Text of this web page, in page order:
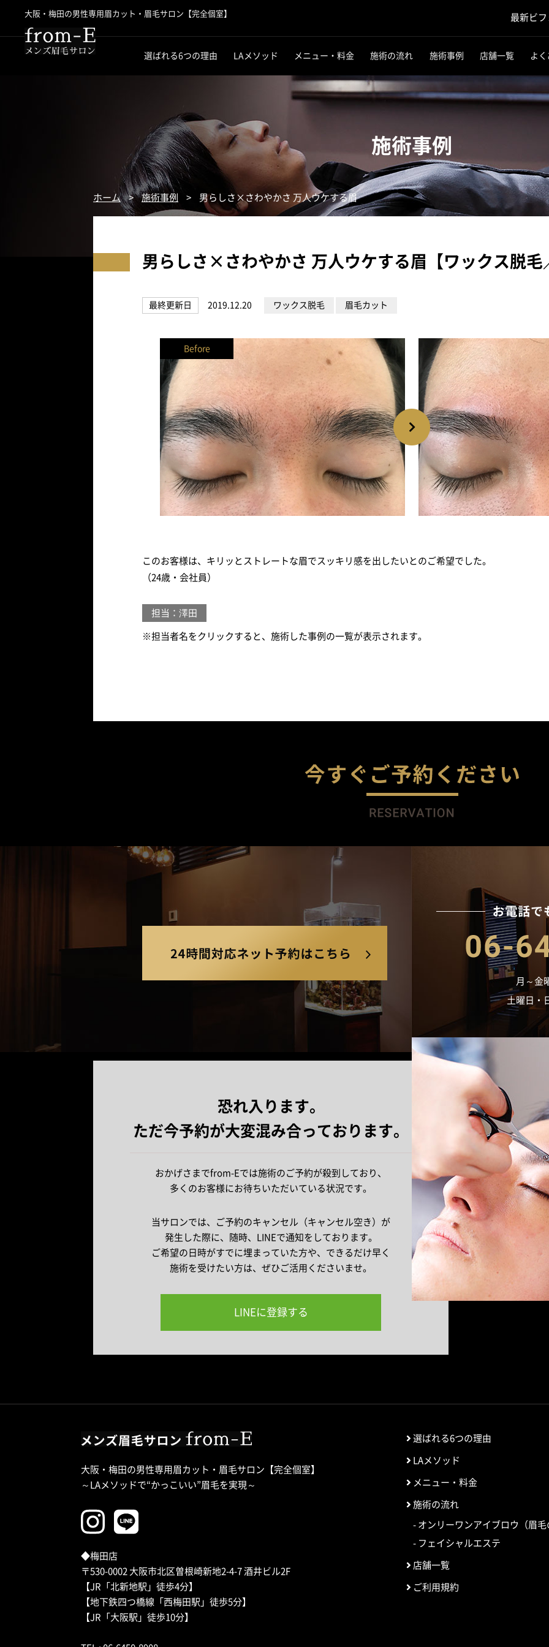
大阪・梅田の男性専用眉カット・ 眉毛サロン【完全個室】
メンズ眉毛サロン「from-E」
最新ビフ
選ばれる6つの理由 LAメソッド メニュー・料金 施術の流れ 施術事例 店舗一覧 よ
施術事例
ホーム > 施術事例 > 男らしさ×さわやかさ 万人ウケする眉
男らしさ×さわやかさ 万人ウケする眉【ワックス脱毛
最終更新日 2019.12.20 ワックス脱毛 眉毛カット
このお客様は、キリッとストレートな眉でスッキリ感を出したいとのご希望でした。
（24歳・会社員）
担当：澤田
※担当者名をクリックすると、施術した事例の一覧が表示されます。
24時間対応ネット予約はこちら
月～金
土曜日・
恐れ入ります。
ただ今予約が大変混み合っております。
おかげさまでfrom-Eでは施術のご予約が殺到しており、
多くのお客様にお待ちいただいている状況です。
当サロンでは、ご予約のキャンセル（キャンセル空き）が
発生した際に、随時、LINEで通知をしております。
ご希望の日時がすでに埋まっていた方や、できるだけ早く
施術を受けたい方は、ぜひご活用くださいませ。
LINEに登録する
メンズ眉毛サロン from-E
大阪・梅田の男性専用眉カット・眉毛サロン【完全個室】
～LAメソッドで“かっこいい”眉毛を実現～
◆梅田店
〒530-0002 大阪市北区曽根崎新地2-4-7 酒井ビル2F
【JR「北新地駅」徒歩4分】
【地下鉄四つ橋線「西梅田駅」徒歩5分】
【JR「大阪駅」徒歩10分】
選ばれる6つの理由
LAメソッド
メニュー・料金
施術の流れ
オンリーワンアイブロウ（眉毛
フェイシャルエステ
店舗一覧
ご利用規約